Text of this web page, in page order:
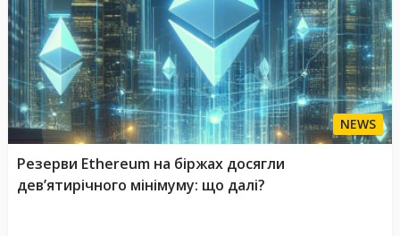
NEWS
Резерви Ethereum на біржах досягли
дев’ятирічного мінімуму: що далі?